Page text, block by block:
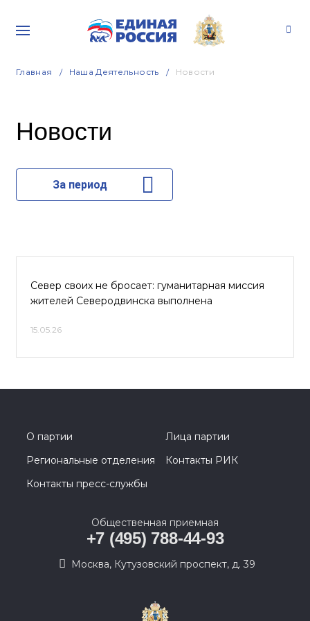
Главная Наша Деятельность Новости
Новости
За период
Север своих не бросает: гуманитарная миссия
жителей Северодвинска выполнена
15.05.26
О партии
Лица партии
Региональные отделения
Контакты РИК
Контакты пресс-службы
Общественная приемная
+7 (495) 788-44-93
Москва, Кутузовский проспект, д. 39